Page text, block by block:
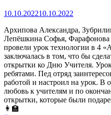
10.10.202210.10.2022
Архипова Александра,
Лепёшкина Софья, Фарафонова
провели урок технологии в 4
заключалась в том, что бы
открытки ко Дню Учителя. Урок
ребятами. Пед отряд
работой и настроил на урок. В
любовь к учителям и по
открытки, которые были
👩‍🏫